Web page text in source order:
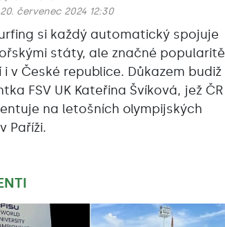
červenec 2024 12:30
si každý automatický spojuje
státy, ale značné popularitě
i v České republice. Důkazem budiž
FSV UK Kateřina Švíková, jež ČR
na letošních olympijských
Paříži.